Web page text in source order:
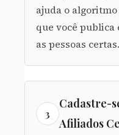
ajuda o
que você publica
as pessoas certas.
3
Cadastre-
Afiliados